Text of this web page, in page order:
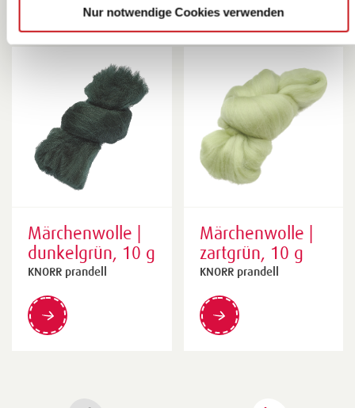
Nur notwendige Cookies verwenden
Märchenwolle |
dunkelgrün, 10 g
KNORR prandell
Märchenwolle |
zartgrün, 10 g
KNORR prandell